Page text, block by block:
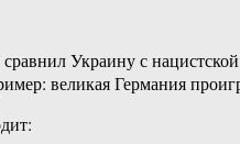
Украину с
великая Германия